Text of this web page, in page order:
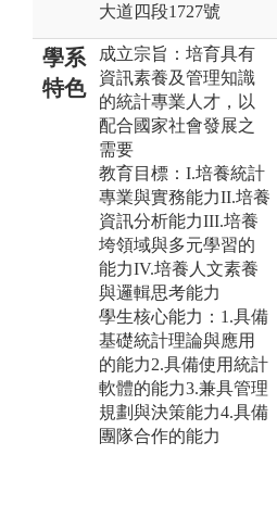
大道四段1727號
學系
特色
成立宗旨：培育具有
資訊素養及管理知識
的統計專業人才，以
配合國家社會發展之
需要
教育目標：I.培養統計
專業與實務能力II.培養
資訊分析能力III.培養
垮領域與多元學習的
能力IV.培養人文素養
與邏輯思考能力
學生核心能力：1.具備
基礎統計理論與應用
的能力2.具備使用統計
軟體的能力3.兼具管理
規劃與決策能力4.具備
團隊合作的能力